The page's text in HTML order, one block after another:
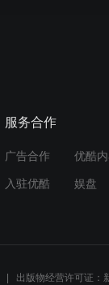
服务合作
广告合作 优酷
入驻优酷 娱盘
出版物经营许可证：